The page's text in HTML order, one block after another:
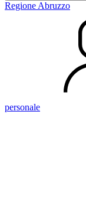
Regione Abruzzo
personale